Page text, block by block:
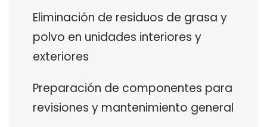
Eliminación de residuos de grasa y
polvo en unidades interiores y
exteriores
Preparación de componentes para
revisiones y mantenimiento general